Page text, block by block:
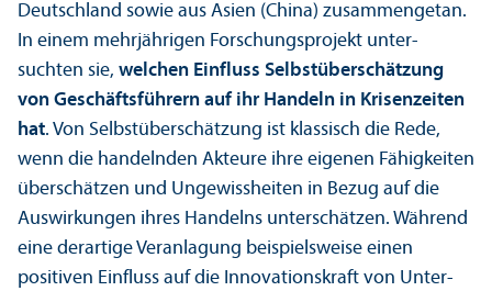
Deutschland sowie aus Asien (China) zusammengetan.
In einem mehrjährigen Forschungs­projekt unter­
suchten sie, welchen Einfluss Selbstüberschätzung
von Geschäfts­führern auf ihr Handeln in Krisenzeiten
hat. Von Selbstüberschätzung ist klassisch die Rede,
wenn die handelnden Akteure ihre eigenen Fähigkeiten
überschätzen und Ungewissheiten in Bezug auf die
Aus­wirkungen ihres Handelns unter­schätzen. Während
eine derartige Veranlagung beispielsweise einen
positiven Einfluss auf die Innovations­kraft von Unter­